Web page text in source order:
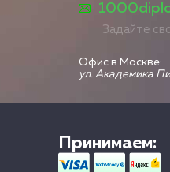
Задайте
Офис в Москве:
ул. Академика
Принимаем: